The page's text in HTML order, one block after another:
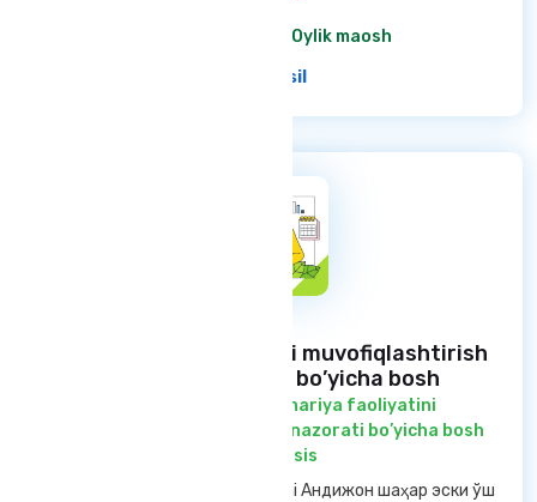
/ Oylik maosh
Ba'tafsil
veterinariya faoliyatini muvofiqlashtirish
va davlat nazorati bo’yicha bosh
/ veterinariya faoliyatini
muvofiqlashtirish va davlat nazorati bo’yicha bosh
mutaxassis
Andijon viloyati — Andijon tumani Андижон шаҳар эски ўш